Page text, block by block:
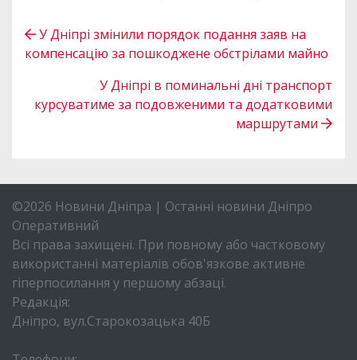
У Дніпрі змінили порядок подання заяв на
компенсацію за пошкоджене обстрілами майно
У Дніпрі в поминальні дні транспорт
курсуватиме за подовженими та додатковими
маршрутами
©2026 Новини Дніпра | Останні новини Дніпро
Оперативний
Всі права захищені. При повному або частковому
використанні матеріалів обов'язкове активне
гіперпосилання у першому абзаці.
Редакція:
Дніпро, вул.Старокозацька 40Б